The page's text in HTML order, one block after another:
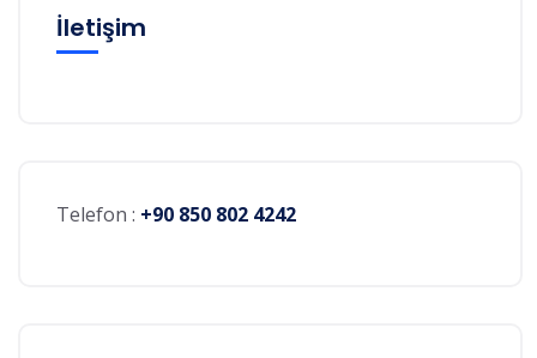
İletişim
Telefon : +90 850 802 4242